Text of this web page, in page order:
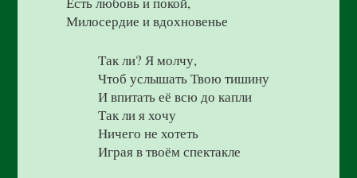
Милосердие и вдохновенье
Так ли? Я молчу,
Чтоб услышать Твою тишину
И впитать её всю до капли
Так ли я хочу
Ничего не хотеть
Играя в твоём спектакле